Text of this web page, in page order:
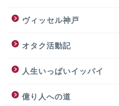
ヴィッセル神戸
オタク活動記
人生いっぱいイッパイ
億り人への道